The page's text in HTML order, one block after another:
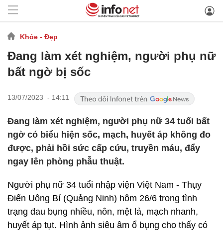
Khỏe - Đẹp
Đang làm xét nghiệm, người phụ nữ
bất ngờ bị sốc
13/07/2023 - 14:11
Đang làm xét nghiệm, người phụ nữ 34 tuổi bất
ngờ có biểu hiện sốc, mạch, huyết áp không đo
được, phải hồi sức cấp cứu, truyền máu, đẩy
ngay lên phòng phẫu thuật.
Người phụ nữ 34 tuổi nhập viện Việt Nam - Thụy
Điển Uông Bí (Quảng Ninh) hôm 26/6 trong tình
trạng đau bụng nhiều, nôn, mệt lả, mạch nhanh,
huyết áp tụt. Hình ảnh siêu âm ổ bụng cho thấy có